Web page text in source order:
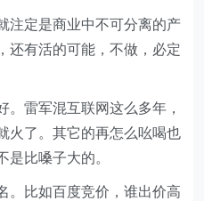
注定是商业中不可分离的产
还有活的可能，不做，必定
。雷军混互联网这么多年，
火了。其它的再怎么吆喝也
是比嗓子大的。
。比如百度竞价，谁出价高